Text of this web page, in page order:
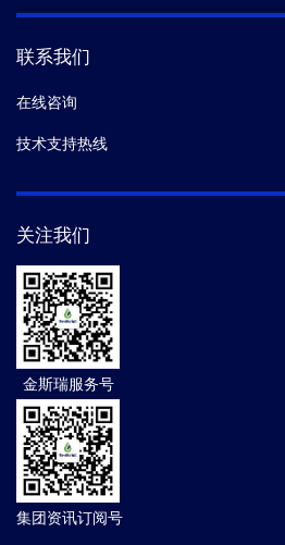
联系我们
在线咨询
技术支持热线
关注我们
金斯瑞服务号
集团资讯订阅号